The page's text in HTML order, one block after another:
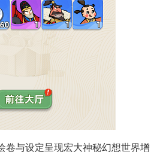
卷与设定呈现宏大神秘幻想世界增